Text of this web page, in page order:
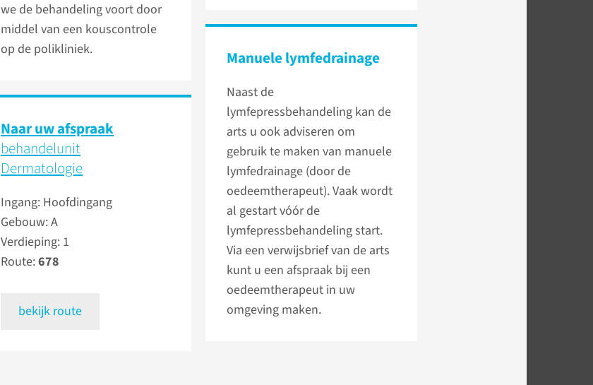
we de behandeling voort door
middel van een kouscontrole
op de polikliniek.
Manuele lymfedrainage
Naast de
lymfepressbehandeling kan de
arts u ook adviseren om
gebruik te maken van manuele
lymfedrainage (door de
oedeemtherapeut). Vaak wordt
al gestart vóór de
lymfepressbehandeling start.
Via een verwijsbrief van de arts
kunt u een afspraak bij een
oedeemtherapeut in uw
omgeving maken.
Naar uw afspraak
behandelunit
Dermatologie
Ingang: Hoofdingang
Gebouw: A
Verdieping: 1
Route:678
bekijk route